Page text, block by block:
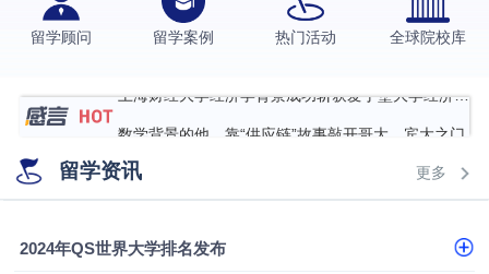
留学顾问 留学案例 热门活动 全球院校库
伯明翰大学数字媒体与创意产业硕士录取案例
西南财经大学投资学背景，成功斩获英国名校多份
硕士录取
数学背景的他，靠“供应链”故事敲开哥大、宾大之门
专科逆袭伦敦大学学院UCL录取案例解析
香港浸会大学伦理与公共事务硕士录取
从上海财大2+2到谢菲尔德：低均分逆袭QS百强金
留学资讯 更多
2024年QS世界大学排名发布